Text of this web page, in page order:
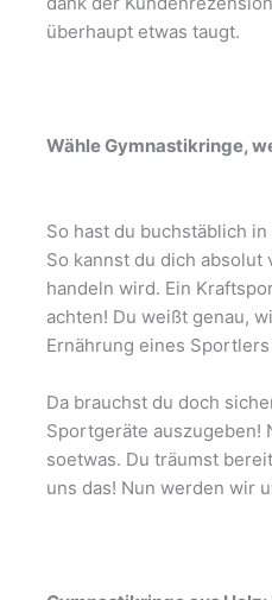
überhaupt etwas taugt.
Wähle Gymnastikringe,
So hast du buchstäblich
So kannst du dich
handeln wird. Ein
achten! Du weißt genau,
Ernährung eines
Da brauchst du doch
Sportgeräte
soetwas. Du träumst
uns das! Nun werden wir